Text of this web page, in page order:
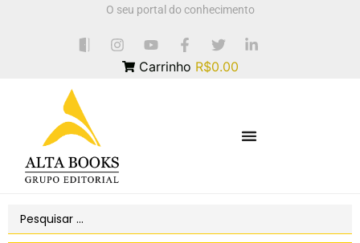
O seu portal do conhecimento
Carrinho R$0.00